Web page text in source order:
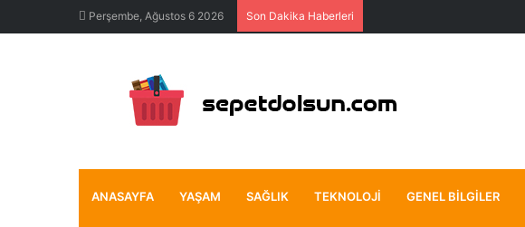
Perşembe, Ağustos 6 2026 Son Dakika Haberleri
ANASAYFA YAŞAM SAĞLIK TEKNOLOJI GENEL BILGILER